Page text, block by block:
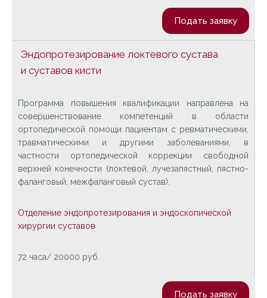
Подать заявку
Эндопротезирование локтевого сустава
и суставов кисти
Программа повышения квалификации направлена на
совершенствование компетенций в области
ортопедической помощи пациентам с ревматическими,
травматическими и другими заболеваниями, в
частности ортопедической коррекции свободной
верхней конечности (локтевой, лучезапястный, пястно-
фаланговый, межфаланговый сустав).
Отделение эндопротезирования и эндоскопической
хирургии суставов
72 часа/ 20000 руб.
Подать заявку